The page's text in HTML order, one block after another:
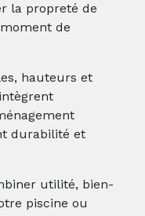
la propreté de
de
hauteurs et
durabilité et
utilité, bien-
piscine ou